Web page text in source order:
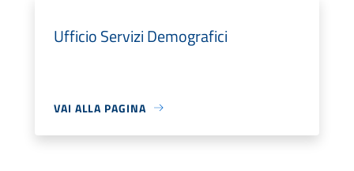
Ufficio Servizi Demografici
VAI ALLA PAGINA